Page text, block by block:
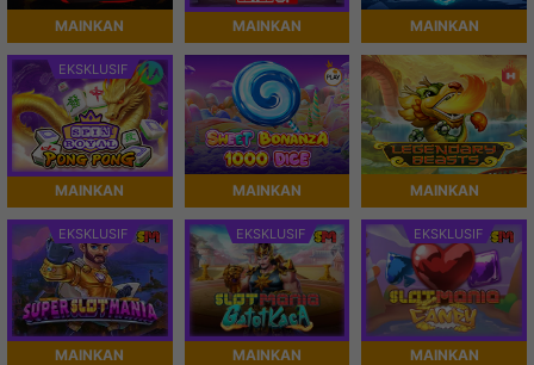
MAINKAN MAINKAN MAINKAN
EKSKLUSIF
MAINKAN MAINKAN MAINKAN
EKSKLUSIF
MAINKAN
EKSKLUSIF
MAINKAN
EKSKLUSIF
MAINKAN